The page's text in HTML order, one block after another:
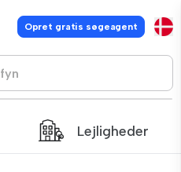
Opret gratis søgeagent
Lejligheder